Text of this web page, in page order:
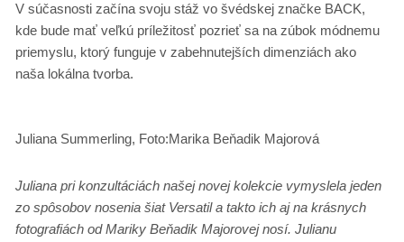
V súčasnosti začína svoju stáž vo švédskej značke BACK,
kde bude mať veľkú príležitosť pozrieť sa na zúbok módnemu
priemyslu, ktorý funguje v zabehnutejších dimenziách ako
naša lokálna tvorba.
Juliana Summerling, Foto:Marika Beňadik Majorová
Juliana pri konzultáciách našej novej kolekcie vymyslela jeden
zo spôsobov nosenia šiat Versatil a takto ich aj na krásnych
fotografiách od Mariky Beňadik Majorovej nosí. Julianu